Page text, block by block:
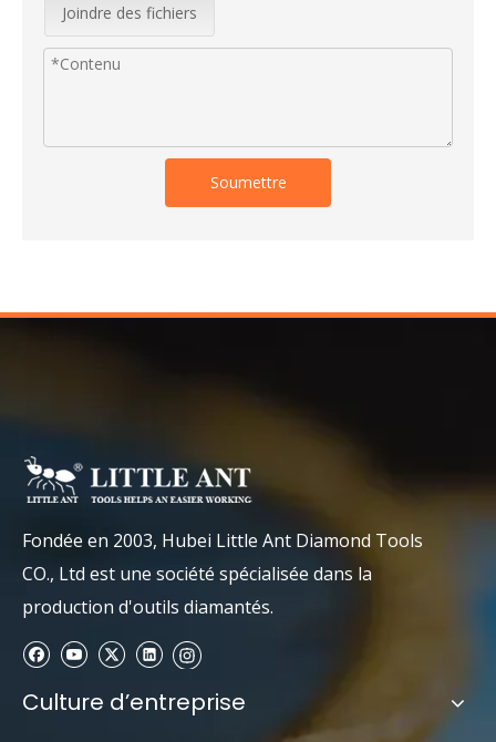
Joindre des fichiers
Soumettre
Fondée en 2003, Hubei Little Ant Diamond Tools
CO., Ltd est une société spécialisée dans la
production d'outils diamantés.
Culture d’entreprise